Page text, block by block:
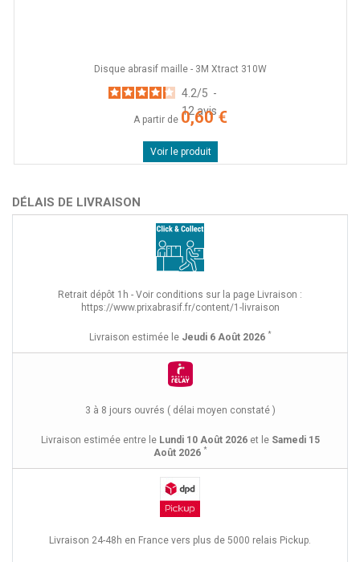
Disque abrasif maille - 3M Xtract 310W
4.2/5 -
12avis
A partir de 0,60 €
Voir le produit
DÉLAIS DE LIVRAISON
Retrait dépôt 1h - Voir conditions sur la page Livraison :
https://www.prixabrasif.fr/content/1-livraison
Livraison estimée le Jeudi 6 Août 2026 *
3 à 8 jours ouvrés ( délai moyen constaté )
Livraison estimée entre le Lundi 10 Août 2026et le Samedi 15
Août 2026 *
Livraison 24-48h en France vers plus de 5000 relais Pickup.